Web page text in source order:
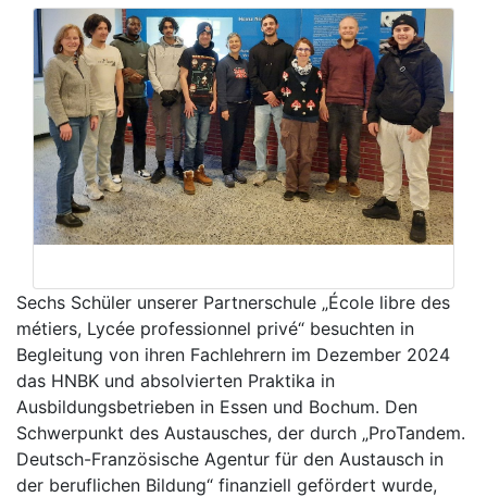
Sechs Schüler unserer Partnerschule „École libre des
métiers, Lycée professionnel privé“ besuchten in
Begleitung von ihren Fachlehrern im Dezember 2024
das HNBK und absolvierten Praktika in
Ausbildungsbetrieben in Essen und Bochum. Den
Schwerpunkt des Austausches, der durch „ProTandem.
Deutsch-Französische Agentur für den Austausch in
der beruflichen Bildung“ finanziell gefördert wurde,